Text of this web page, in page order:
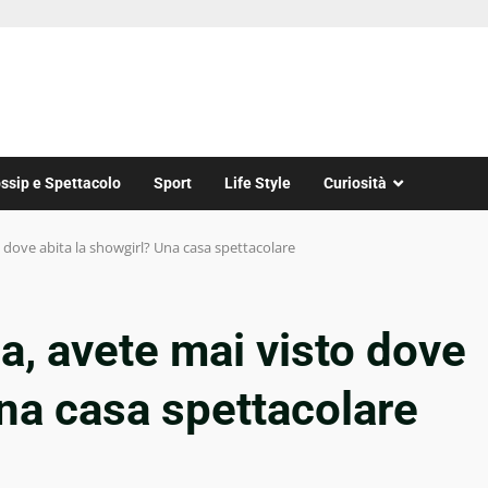
e Spettacolo Sport Life Style Curiosità
abita la showgirl? Una casa spettacolare
avete mai visto dove
casa spettacolare